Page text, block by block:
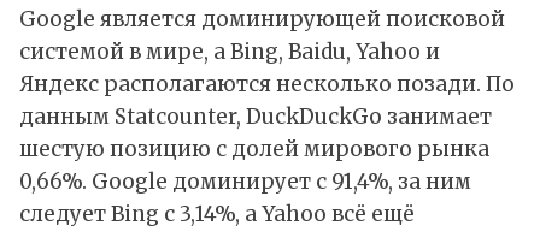
Google является доминирующей поисковой
системой в мире, а Bing, Baidu, Yahoo и
Яндекс располагаются несколько позади. По
данным Statcounter, DuckDuckGo занимает
шестую позицию с долей мирового рынка
0,66%. Google доминирует с 91,4%, за ним
следует Bing с 3,14%, а Yahoo всё ещё